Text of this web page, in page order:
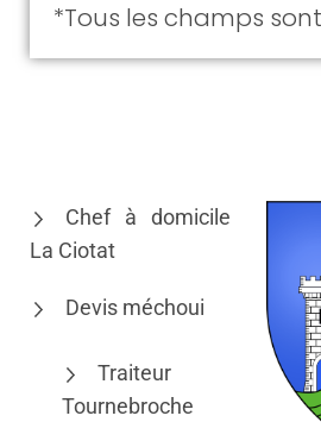
*Tous les champs
Chef à domicile
La Ciotat
Devis méchoui
Traiteur
Tournebroche